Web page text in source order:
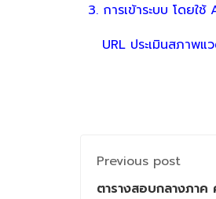
3. การเข้าระบบ โดย
URL ประเมินสภาพแ
Previous post
ตารางสอบกลางภา